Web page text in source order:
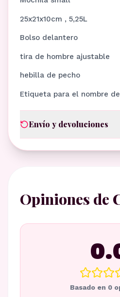
25x21x10cm , 5,25L
Bolso delantero
tira de hombre ajustable
hebilla de pecho
Etiqueta para el nombre
Envío y devoluciones
Opiniones de
Basado en 0